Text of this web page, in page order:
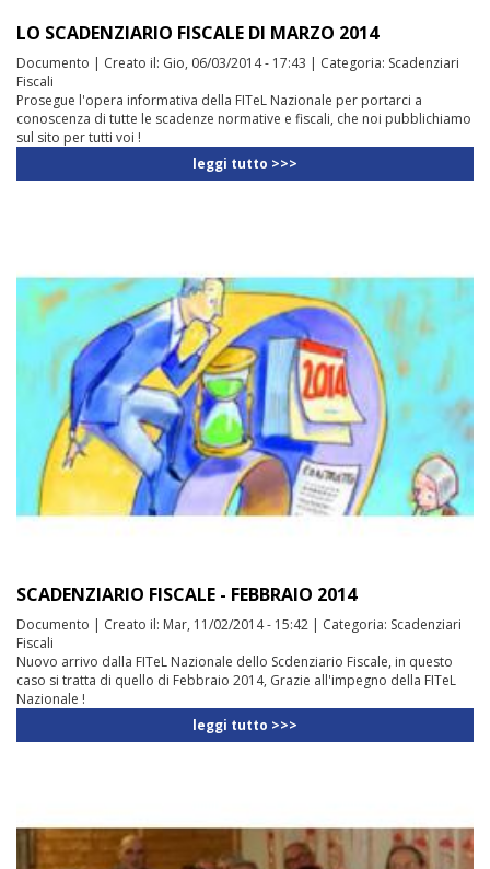
LO SCADENZIARIO FISCALE DI MARZO 2014
Documento | Creato il: Gio, 06/03/2014 - 17:43 | Categoria: Scadenziari
Fiscali
Prosegue l'opera informativa della FITeL Nazionale per portarci a
conoscenza di tutte le scadenze normative e fiscali, che noi pubblichiamo
sul sito per tutti voi !
leggi tutto >>>
SCADENZIARIO FISCALE - FEBBRAIO 2014
Documento | Creato il: Mar, 11/02/2014 - 15:42 | Categoria: Scadenziari
Fiscali
Nuovo arrivo dalla FITeL Nazionale dello Scdenziario Fiscale, in questo
caso si tratta di quello di Febbraio 2014, Grazie all'impegno della FITeL
Nazionale !
leggi tutto >>>